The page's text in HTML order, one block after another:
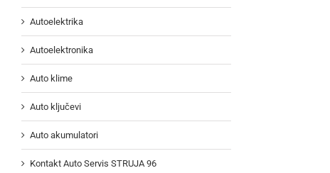
Autoelektrika
Autoelektronika
Auto klime
Auto ključevi
Auto akumulatori
Kontakt Auto Servis STRUJA 96